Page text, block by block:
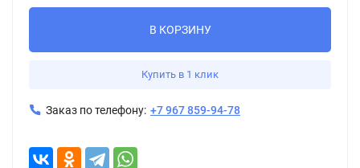
В КОРЗИНУ
Купить в 1 клик
Заказ по телефону: +7 967 859-94-78